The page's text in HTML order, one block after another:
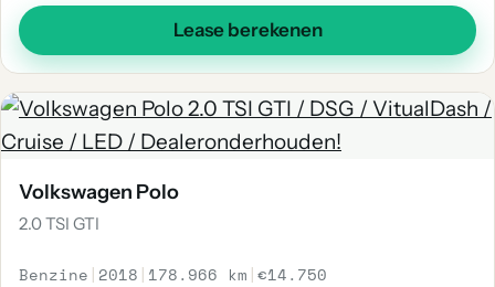
Lease berekenen
Volkswagen Polo
2.0 TSI GTI
Benzine | 2018 | 178.966 km |€14.750